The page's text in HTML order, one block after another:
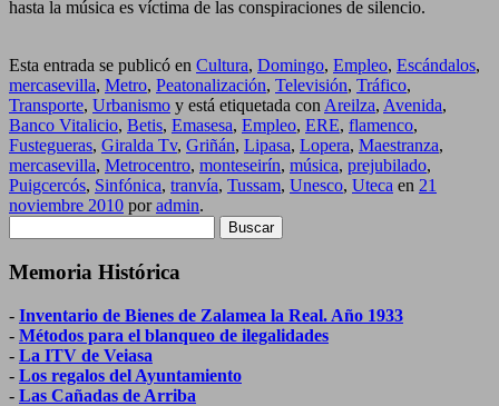
hasta la música es víctima de las conspiraciones de silencio.
Esta entrada se publicó en Cultura, Domingo, Empleo, Escándalos,
mercasevilla, Metro, Peatonalización, Televisión, Tráfico,
Transporte, Urbanismo y está etiquetada conAreilza, Avenida,
Banco Vitalicio, Betis, Emasesa, Empleo, ERE, flamenco,
Fustegueras, Giralda Tv, Griñán, Lipasa, Lopera, Maestranza,
mercasevilla, Metrocentro, monteseirín, música, prejubilado,
Puigcercós, Sinfónica, tranvía, Tussam, Unesco, Uteca en 21
noviembre 2010 poradmin.
Memoria Histórica
- Inventario de Bienes de Zalamea la Real. Año 1933
- Métodos para el blanqueo de ilegalidades
- La ITV de Veiasa
- Los regalos del Ayuntamiento
- Las Cañadas de Arriba